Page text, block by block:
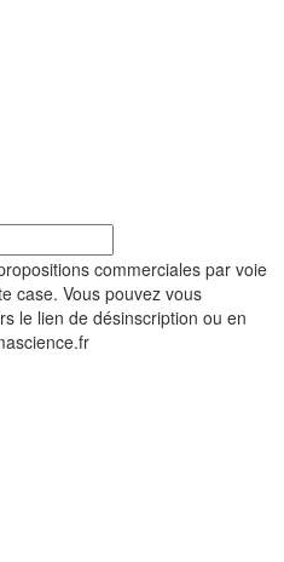
commerciales par voie
case. Vous pouvez vous
le lien de désinscription ou en